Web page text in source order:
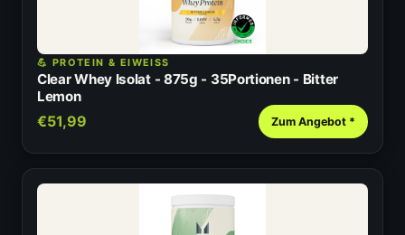
💪 PROTEIN & EIWEISS
Clear Whey Isolat - 875g - 35Portionen - Bitter
Lemon
€51,99 Zum Angebot *